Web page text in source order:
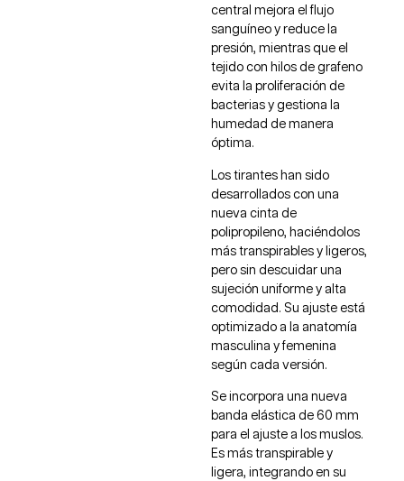
central mejora el flujo
sanguíneo y reduce la
presión, mientras que el
tejido con hilos de grafeno
evita la proliferación de
bacterias y gestiona la
humedad de manera
óptima.
Los tirantes han sido
desarrollados con una
nueva cinta de
polipropileno, haciéndolos
más transpirables y ligeros,
pero sin descuidar una
sujeción uniforme y alta
comodidad. Su ajuste está
optimizado a la anatomía
masculina y femenina
según cada versión.
Se incorpora una nueva
banda elástica de 60 mm
para el ajuste a los muslos.
Es más transpirable y
ligera, integrando en su